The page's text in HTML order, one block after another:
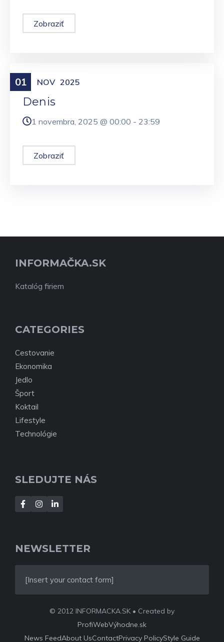
Zobraziť
01 NOV 2025
Meniny
Denis
1 novembra, 2025 @ 00:00 - 23:59
Zobraziť
INFORMAČKA.SK
Katalóg firiem
CATEGORIES
Cestovanie
Ekonomika
Jedlo
Šport
Koktail
Lifestyle
Technológie
SLEDUJTE NÁS
NEWSLETTER
[Insert your contact form]
© 2012 INFORMACKA.SK • Created by
ProfiWebVýhodne.sk
News FeedAbout UsContactPrivacy PolicyStyle Guide